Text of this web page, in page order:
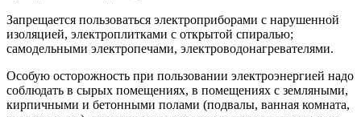
Запрещается пользоваться электроприборами с нарушенной
изоляцией, электроплитками с открытой спиралью;
самодельными электропечами, электроводонагревателями.
Особую осторожность при пользовании электроэнергией надо
соблюдать в сырых помещениях, в помещениях с земляными,
кирпичными и бетонными полами (подвалы, ванная комната,